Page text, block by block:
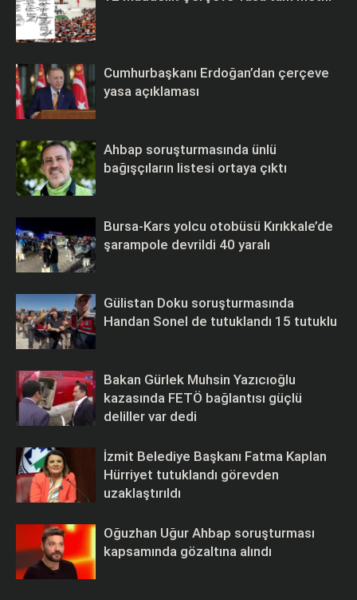
Cumhurbaşkanı Erdoğan’dan çerçeve
yasa açıklaması
Ahbap soruşturmasında ünlü
bağışçıların listesi ortaya çıktı
Bursa-Kars yolcu otobüsü Kırıkkale’de
şarampole devrildi 40 yaralı
Gülistan Doku soruşturmasında
Handan Sonel de tutuklandı 15 tutuklu
Bakan Gürlek Muhsin Yazıcıoğlu
kazasında FETÖ bağlantısı güçlü
deliller var dedi
İzmit Belediye Başkanı Fatma Kaplan
Hürriyet tutuklandı görevden
uzaklaştırıldı
Oğuzhan Uğur Ahbap soruşturması
kapsamında gözaltına alındı